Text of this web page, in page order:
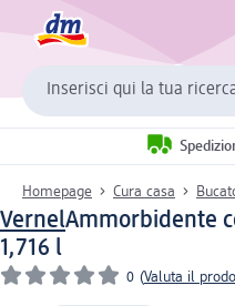
Inserisci qui la tua
Homepage Cura casa
VernelAmmorbidente
1,716 l
0 (Valuta il